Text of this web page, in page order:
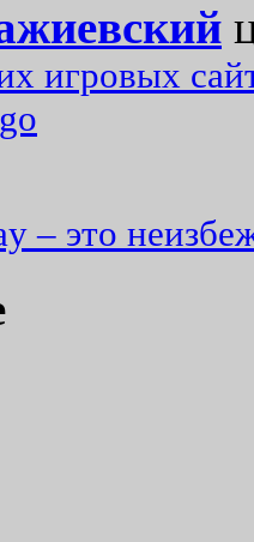
игровых
– это